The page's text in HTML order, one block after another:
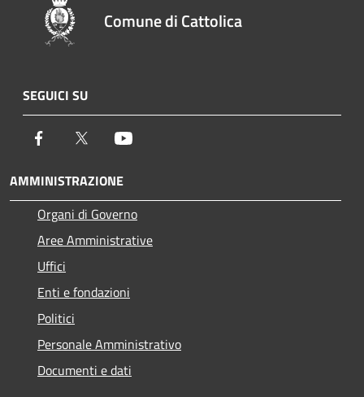
Comune di Cattolica
SEGUICI SU
Facebook Twitter
AMMINISTRAZIONE
Organi di Governo
Aree Amministrative
Uffici
Enti e fondazioni
Politici
Personale Amministrativo
Documenti e dati